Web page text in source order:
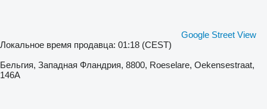
Google Street View
Локальное время продавца: 01:18 (CEST)
Бельгия, Западная Фландрия, 8800, Roeselare, Oekensestraat,
146A